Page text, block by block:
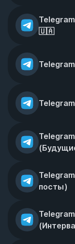
🇺🇦
посты)